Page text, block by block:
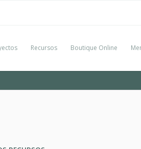
Recursos Boutique Online